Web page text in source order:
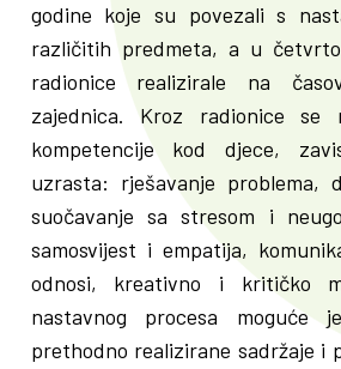
godine koje su povezali s
različitih predmeta, a u
radionice realizirale na
zajednica. Kroz radionice se
kompetencije kod djece,
uzrasta: rješavanje problema,
suočavanje sa stresom i
samosvijest i empatija,
odnosi, kreativno i kritičko
nastavnog procesa moguće
prethodno realizirane sadržaje i